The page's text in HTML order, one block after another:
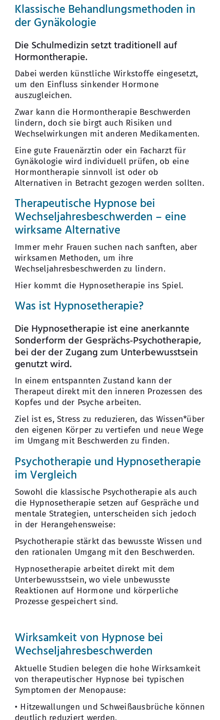
Klassische Behandlungsmethoden in
der Gynäkologie
Die Schulmedizin setzt traditionell auf
Hormontherapie.
Dabei werden künstliche Wirkstoffe eingesetzt,
um den Einfluss sinkender Hormone
auszugleichen.
Zwar kann die Hormontherapie Beschwerden
lindern, doch sie birgt auch Risiken und
Wechselwirkungen mit anderen Medikamenten.
Eine gute Frauenärztin oder ein Facharzt für
Gynäkologie wird individuell prüfen, ob eine
Hormontherapie sinnvoll ist oder ob
Alternativen in Betracht gezogen werden sollten.
Therapeutische Hypnose bei
Wechseljahresbeschwerden – eine
wirksame Alternative
Immer mehr Frauen suchen nach sanften, aber
wirksamen Methoden, um ihre
Wechseljahresbeschwerden zu lindern.
Hier kommt die Hypnosetherapie ins Spiel.
Was ist Hypnosetherapie?
Die Hypnosetherapie ist eine anerkannte
Sonderform der Gesprächs-Psychotherapie,
bei der der Zugang zum Unterbewusstsein
genutzt wird.
In einem entspannten Zustand kann der
Therapeut direkt mit den inneren Prozessen des
Kopfes und der Psyche arbeiten.
Ziel ist es, Stress zu reduzieren, das Wissen*über
den eigenen Körper zu vertiefen und neue Wege
im Umgang mit Beschwerden zu finden.
Psychotherapie und Hypnosetherapie
im Vergleich
Sowohl die klassische Psychotherapie als auch
die Hypnosetherapie setzen auf Gespräche und
mentale Strategien, unterscheiden sich jedoch
in der Herangehensweise:
Psychotherapie stärkt das bewusste Wissen und
den rationalen Umgang mit den Beschwerden.
Hypnosetherapie arbeitet direkt mit dem
Unterbewusstsein, wo viele unbewusste
Reaktionen auf Hormone und körperliche
Prozesse gespeichert sind.
Wirksamkeit von Hypnose bei
Wechseljahresbeschwerden
Aktuelle Studien belegen die hohe Wirksamkeit
von therapeutischer Hypnose bei typischen
Symptomen der Menopause:
• Hitzewallungen und Schweißausbrüche können
deutlich reduziert werden.